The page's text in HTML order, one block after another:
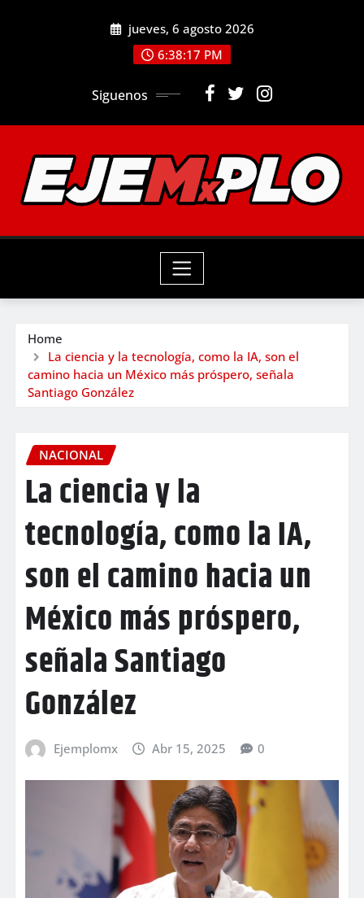
jueves, 6 agosto 2026
6:38:18 PM
Siguenos
Home
La ciencia y la tecnología, como la IA, son el
camino hacia un México más próspero, señala
Santiago González
NACIONAL
La ciencia y la
tecnología, como la IA,
son el camino hacia un
México más próspero,
señala Santiago
González
Ejemplomx Abr 15, 2025 0